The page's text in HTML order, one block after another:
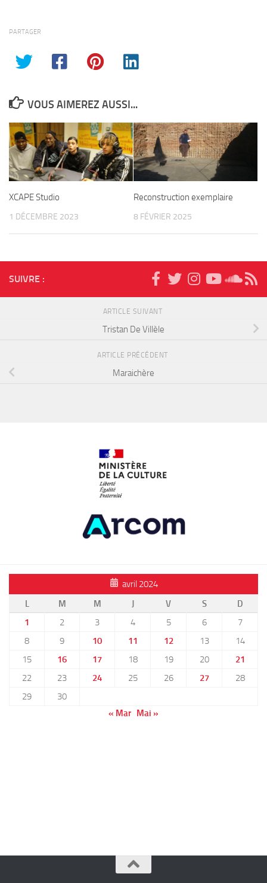
PARTAGER
VOUS AIMEREZ AUSSI...
XCAPE Studio
1 DÉCEMBRE 2023
Reconstruction exemplaire
8 FÉVRIER 2025
SUIVRE :
ARTICLE SUIVANT
Tristan De Villèle
ARTICLE PRÉCÉDENT
Maraichère
avril 2024
L
M M J V S
D
1
2 3 4 5 6
7
8
9 10 11 12 13
14
15
16 17 18 19 20
21
22
23 24 25 26 27
28
29
30
« Mar Mai »